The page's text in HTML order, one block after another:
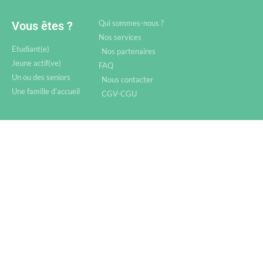
Vous êtes ?
Etudiant(e)
Jeune actif(ve)
Un ou des seniors
Une famille d'accueil
Qui sommes-nous ?
Nos services
Nos partenaires
FAQ
Nous contacter
CGV-CGU